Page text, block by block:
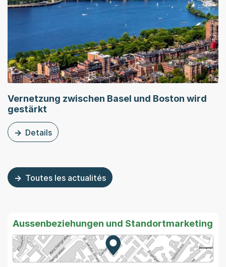
Vernetzung zwischen Basel und Boston wird
gestärkt
Details
zu dieser News: Vernetzung zwischen Basel und
Toutes les actualités
Aussenbeziehungen und Standortmarketing
Zur Karte von MapBS.
Externer Link, wird in einem